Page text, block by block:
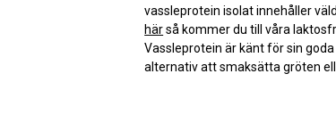
vassleprotein isolat innehåller
härså kommer du till våra
Vassleprotein är känt för sin
alternativ att smaksätta gröten